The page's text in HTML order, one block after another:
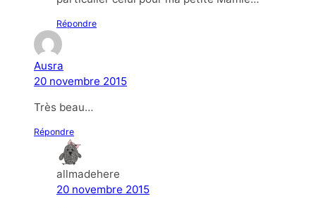
Répondre
Ausra
20 novembre 2015
Très beau…
Répondre
allmadehere
20 novembre 2015